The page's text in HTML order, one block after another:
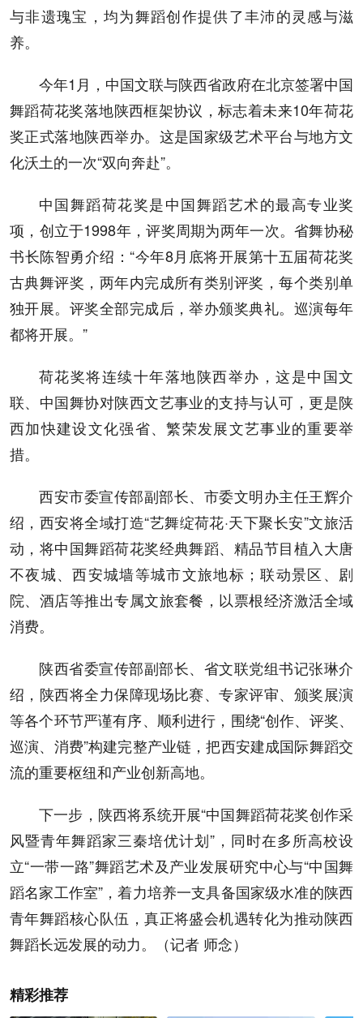
与非遗瑰宝，均为舞蹈创作提供了丰沛的灵感与滋
养。
今年1月，中国文联与陕西省政府在北京签署中国
舞蹈荷花奖落地陕西框架协议，标志着未来10年荷花
奖正式落地陕西举办。这是国家级艺术平台与地方文
化沃土的一次“双向奔赴”。
中国舞蹈荷花奖是中国舞蹈艺术的最高专业奖
项，创立于1998年，评奖周期为两年一次。省舞协秘
书长陈智勇介绍：“今年8月底将开展第十五届荷花奖
古典舞评奖，两年内完成所有类别评奖，每个类别单
独开展。评奖全部完成后，举办颁奖典礼。巡演每年
都将开展。”
荷花奖将连续十年落地陕西举办，这是中国文
联、中国舞协对陕西文艺事业的支持与认可，更是陕
西加快建设文化强省、繁荣发展文艺事业的重要举
措。
西安市委宣传部副部长、市委文明办主任王辉介
绍，西安将全域打造“艺舞绽荷花·天下聚长安”文旅活
动，将中国舞蹈荷花奖经典舞蹈、精品节目植入大唐
不夜城、西安城墙等城市文旅地标；联动景区、剧
院、酒店等推出专属文旅套餐，以票根经济激活全域
消费。
陕西省委宣传部副部长、省文联党组书记张琳介
绍，陕西将全力保障现场比赛、专家评审、颁奖展演
等各个环节严谨有序、顺利进行，围绕“创作、评奖、
巡演、消费”构建完整产业链，把西安建成国际舞蹈交
流的重要枢纽和产业创新高地。
下一步，陕西将系统开展“中国舞蹈荷花奖创作采
风暨青年舞蹈家三秦培优计划”，同时在多所高校设
立“一带一路”舞蹈艺术及产业发展研究中心与“中国舞
蹈名家工作室”，着力培养一支具备国家级水准的陕西
青年舞蹈核心队伍，真正将盛会机遇转化为推动陕西
舞蹈长远发展的动力。（记者 师念）
精彩推荐